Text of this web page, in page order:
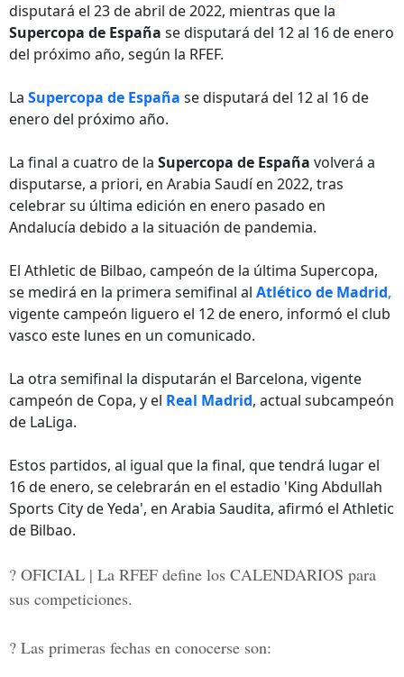
disputará el 23 de abril de 2022, mientras que la
Supercopa de España se disputará del 12 al 16 de enero
del próximo año, según la RFEF.
La Supercopa de España se disputará del 12 al 16 de
enero del próximo año.
La final a cuatro de la Supercopa de España volverá a
disputarse, a priori, en Arabia Saudí en 2022, tras
celebrar su última edición en enero pasado en
Andalucía debido a la situación de pandemia.
El Athletic de Bilbao, campeón de la última Supercopa,
se medirá en la primera semifinal al Atlético de Madrid,
vigente campeón liguero el 12 de enero, informó el club
vasco este lunes en un comunicado.
La otra semifinal la disputarán el Barcelona, vigente
campeón de Copa, y el Real Madrid, actual subcampeón
de LaLiga.
Estos partidos, al igual que la final, que tendrá lugar el
16 de enero, se celebrarán en el estadio 'King Abdullah
Sports City de Yeda', en Arabia Saudita, afirmó el Athletic
de Bilbao.
? OFICIAL | La RFEF define los CALENDARIOS para
sus competiciones.
?️ Las primeras fechas en conocerse son: